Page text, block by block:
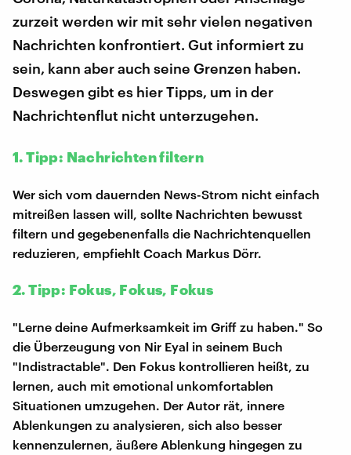
zurzeit werden wir mit sehr vielen negativen
Nachrichten konfrontiert. Gut informiert zu
sein, kann aber auch seine Grenzen haben.
Deswegen gibt es hier Tipps, um in der
Nachrichtenflut nicht unterzugehen.
1. Tipp: Nachrichten filtern
Wer sich vom dauernden News-Strom nicht einfach
mitreißen lassen will, sollte Nachrichten bewusst
filtern und gegebenenfalls die Nachrichtenquellen
reduzieren, empfiehlt Coach Markus Dörr.
2. Tipp: Fokus, Fokus, Fokus
"Lerne deine Aufmerksamkeit im Griff zu haben." So
die Überzeugung von Nir Eyal in seinem Buch
"Indistractable". Den Fokus kontrollieren heißt, zu
lernen, auch mit emotional unkomfortablen
Situationen umzugehen. Der Autor rät, innere
Ablenkungen zu analysieren, sich also besser
kennenzulernen, äußere Ablenkung hingegen zu